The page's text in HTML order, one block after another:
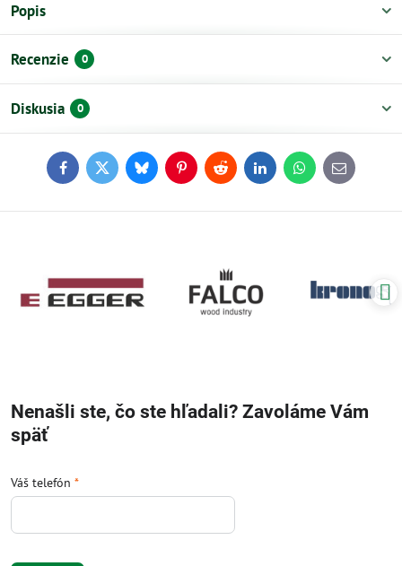
Popis
Recenzie 0
Diskusia 0
FacebookTwitterBlueskyPinterestReddit LinkedInWhatsApp
E-
mail
Nenašli ste, čo ste hľadali? Zavoláme Vám
späť
Váš telefón *